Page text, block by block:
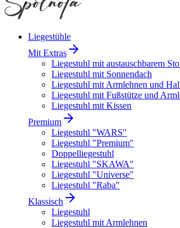
Liegestühle
Mit Extras
Liegestuhl mit austauschbarem
Liegestuhl mit Sonnendach
Liegestuhl mit Armlehnen und
Liegestuhl mit Fußstütze und
Liegestuhl mit Kissen
Premium
Liegestuhl "WARS"
Liegestuhl "Premium"
Doppelliegestuhl
Liegestuhl "SKAWA"
Liegestuhl "Universe"
Liegestuhl "Raba"
Klassisch
Liegestuhl
Liegestuhl mit Armlehnen